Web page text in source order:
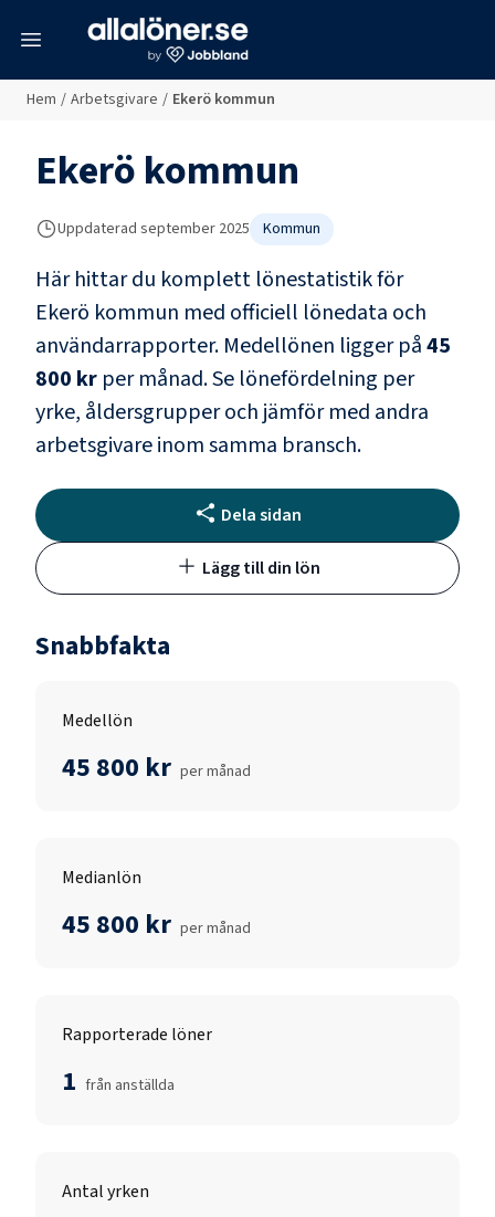
Hem / Arbetsgivare / Ekerö kommun
Ekerö kommun
Uppdaterad september 2025 Kommun
Här hittar du komplett lönestatistik för
Ekerö kommun med officiell lönedata och
användarrapporter. Medellönen ligger på45
800 kr per månad.Se lönefördelning per
yrke, åldersgrupper och jämför med andra
arbetsgivare inom samma bransch.
Dela sidan
Lägg till din lön
Snabbfakta
Medellön
45 800 kr per månad
Medianlön
45 800 kr per månad
Rapporterade löner
1 från anställda
Antal yrken